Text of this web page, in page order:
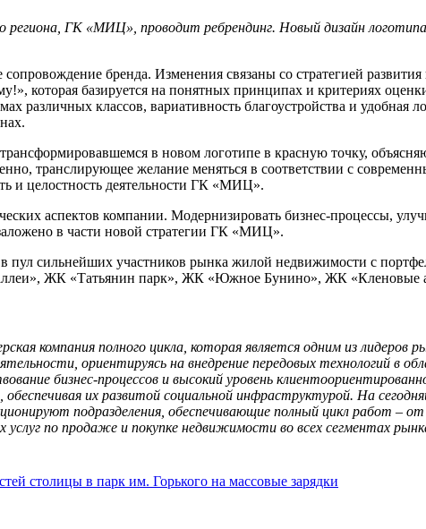
региона, ГК «МИЦ», проводит ребрендинг. Новый дизайн
бренда. Изменения связаны со стратегией
которая базируется на понятных принципах и критериях
классов, вариативность благоустройства и удобная
в новом логотипе в красную точку,
транслирующее желание меняться в соответствии с
и целостность деятельности ГК «МИЦ».
аспектов компании. Модернизировать бизнес-процессы,
в части новой стратегии ГК «МИЦ».
пул сильнейших участников рынка жилой недвижимости с
ЖК «Татьянин парк», ЖК «Южное Бунино», ЖК «Кленовые
компания полного цикла, которая является одним из
ориентируясь на внедрение передовых технологий в
бизнес-процессов и высокий уровень
их развитой социальной инфраструктурой. На
подразделения, обеспечивающие полный цикл работ –
услуг по продаже и покупке недвижимости во всех сегментах
столицы в парк им. Горького на массовые зарядки